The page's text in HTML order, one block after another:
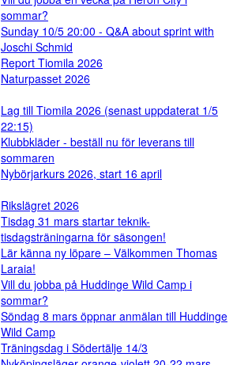
sommar?
Sunday 10/5 20:00 - Q&A about sprint with
Joschi Schmid
Report Tiomila 2026
Naturpasset 2026
Lag till Tiomila 2026 (senast uppdaterat 1/5
22:15)
Klubbkläder - beställ nu för leverans till
sommaren
Nybörjarkurs 2026, start 16 april
Rikslägret 2026
Tisdag 31 mars startar teknik-
tisdagsträningarna för säsongen!
Lär känna ny löpare – Välkommen Thomas
Laraia!
Vill du jobba på Huddinge Wild Camp i
sommar?
Söndag 8 mars öppnar anmälan till Huddinge
Wild Camp
Träningsdag i Södertälje 14/3